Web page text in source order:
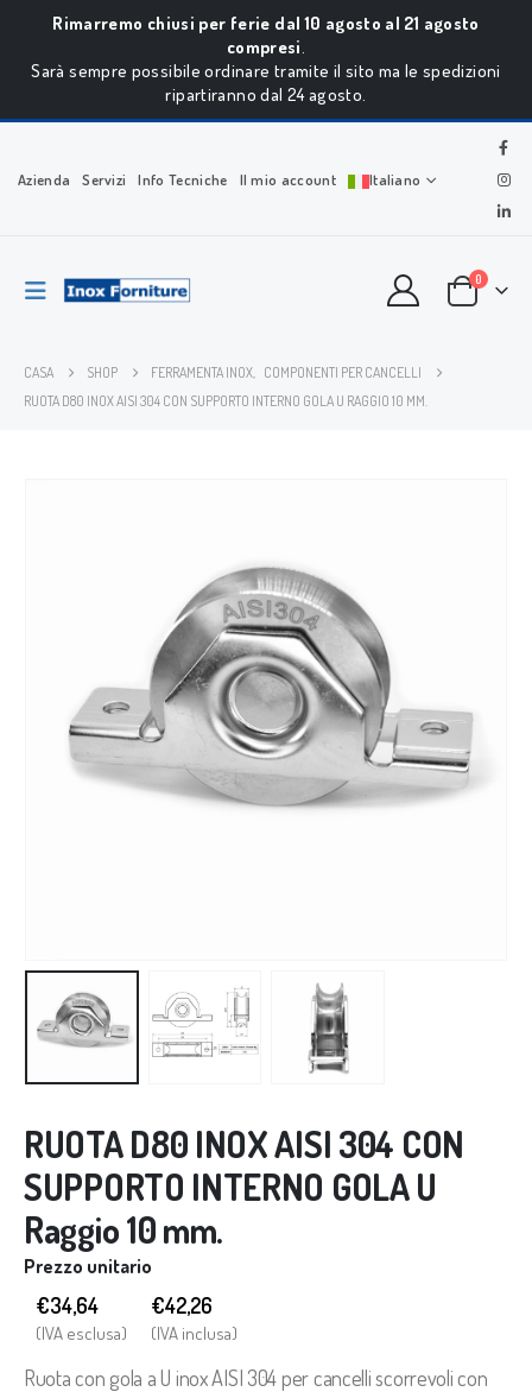
Rimarremo chiusi per ferie dal 10 agosto al 21 agosto
compresi.
Sarà sempre possibile ordinare tramite il sito ma le spedizioni
ripartiranno dal 24 agosto.
Azienda Servizi Info Tecniche Il mio account Italiano
0
CASA SHOP FERRAMENTA INOX, COMPONENTI PER CANCELLI
RUOTA D80 INOX AISI 304 CON SUPPORTO INTERNO GOLA U RAGGIO 10 MM.
RUOTA D80 INOX AISI 304 CON
SUPPORTO INTERNO GOLA U
Raggio 10 mm.
Prezzo unitario
€34,64
(IVA esclusa)
€42,26
(IVA inclusa)
Ruota con gola a U inox AISI 304 per cancelli scorrevoli con